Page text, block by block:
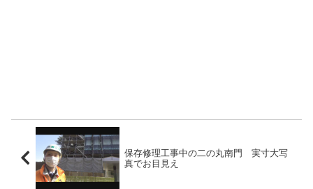
保存修理工事中の二の丸南門 実寸大写
真でお目見え